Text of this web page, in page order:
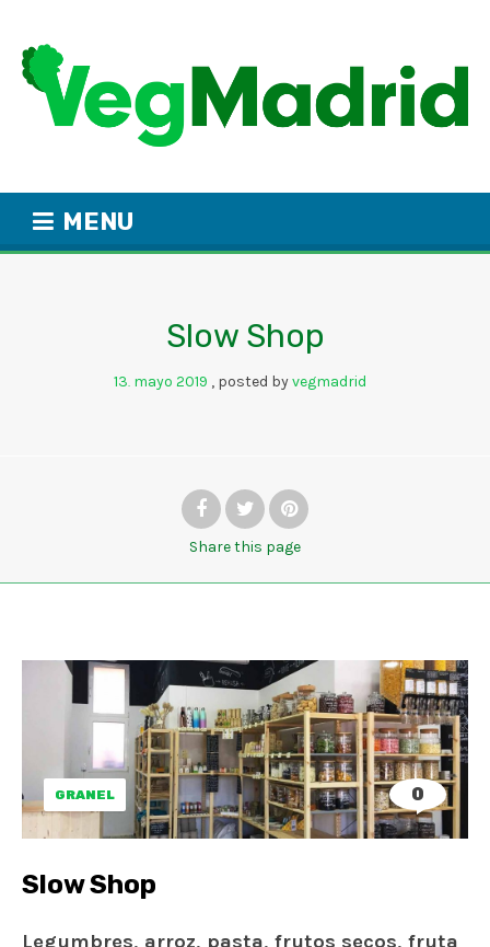
MENU
Slow Shop
13. mayo 2019 posted byvegmadrid
Sharethis page
GRANEL 0
Slow Shop
Legumbres, arroz, pasta, frutos secos, fruta